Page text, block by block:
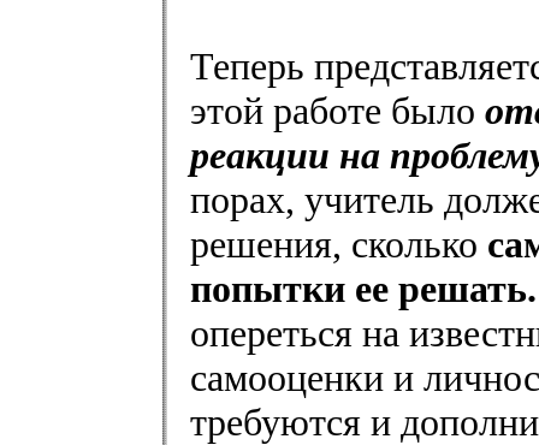
Теперь
этой работе было
реакции на
порах, учитель
решения, сколько
попытки ее
опереться на
самооценки и
требуются и